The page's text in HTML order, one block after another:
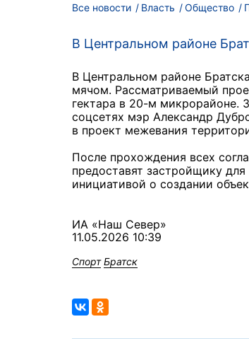
Все новости Власть Общество
В Центральном районе
В Центральном районе
мячом. Рассматриваемый
гектара в 20-м микрорайоне.
соцсетях мэр Александр
в проект межевания
После прохождения всех
предоставят застройщику
инициативой о создании
ИА «Наш Север»
11.05.2026 10:39
Спорт Братск